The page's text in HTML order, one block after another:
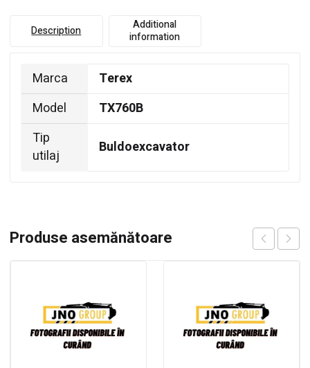
Description
Additional
information
Marca
Terex
Model
TX760B
Tip
utilaj
Buldoexcavator
Produse asemănătoare